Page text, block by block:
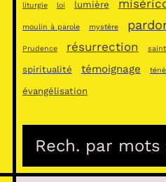
liturgie loi lumière
moulin à parole mystère
Prudence résurrection
spiritualité témoignage
évangélisation
c